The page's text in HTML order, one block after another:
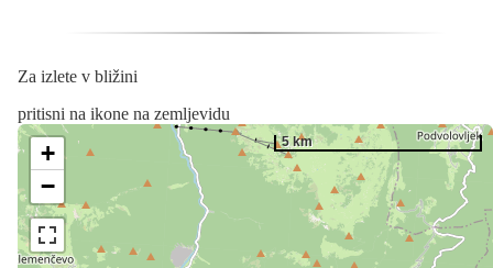
Za izlete v bližini
pritisni na ikone na zemljevidu
+
−
5 km